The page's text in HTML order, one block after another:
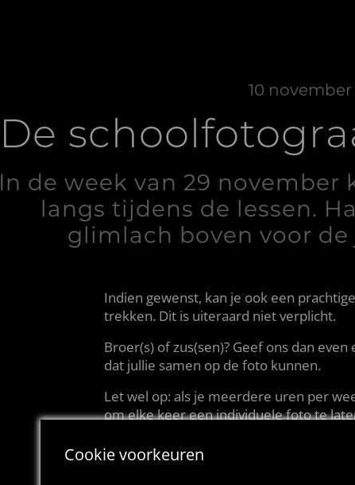
10 november
De
In de week van 29
langs tijdens de lessen.
glimlach boven voor
Indien gewenst, kan je ook een
trekken. Dit is uiteraard niet verplicht.
Broer(s) of zus(sen)? Geef ons dan
dat jullie samen op de foto kunnen.
Let wel op: als je meerdere uren per
om elke keer een individuele foto te
1, 2, 3… SMILE
Cookie voorkeuren